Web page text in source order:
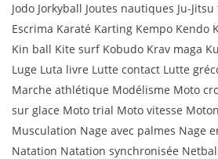
Jodo Jorkyball Joutes nautiques Ju-
Escrima Karaté Karting Kempo Kendo
Kin ball Kite surf Kobudo Krav maga
Luge Luta livre Lutte contact Lutte
Marche athlétique Modélisme Moto
sur glace Moto trial Moto vitesse
Musculation Nage avec palmes Nage
Natation Natation synchronisée